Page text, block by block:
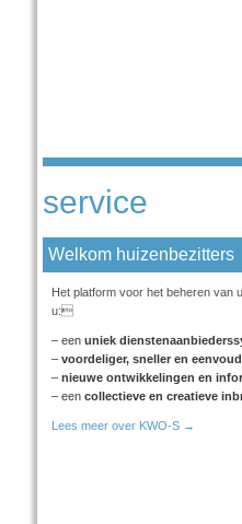
service
Welkom huizenbezitters
Het platform voor het beheren van
u:
– een uniek
– voordeliger, sneller en
– nieuwe ontwikkelingen en
– een collectieve en creatieve
Lees meer over KWO-S →